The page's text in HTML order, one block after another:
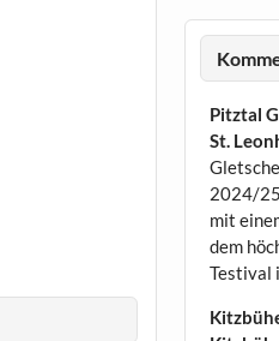
Pitztal
St.
2024/25
mit
dem
Testival